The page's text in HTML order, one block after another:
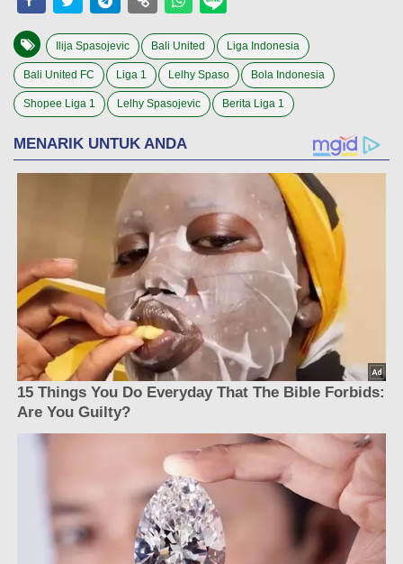
Ilija Spasojevic Bali United Liga Indonesia
Bali United FC Liga 1 Lelhy Spaso Bola Indonesia
Shopee Liga 1 Lelhy Spasojevic Berita Liga 1